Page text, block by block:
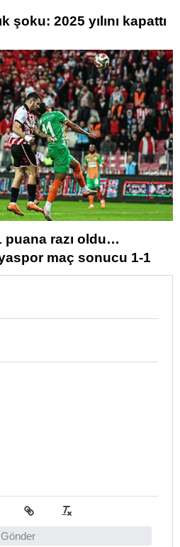
şoku: 2025 yılını kapattı
puana razı oldu…
maç sonucu 1-1
Gönder